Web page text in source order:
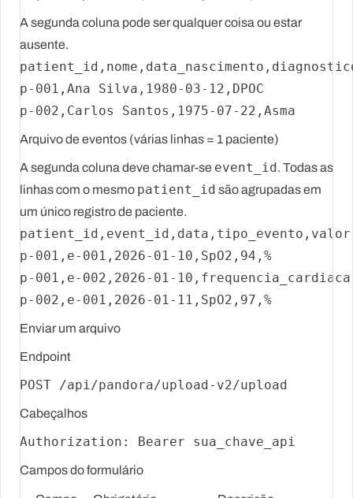
A segunda coluna pode ser qualquer coisa ou estar
ausente.
p-001,Ana Silva,1980-03-12,DPOC
Arquivo de eventos (várias linhas = 1 paciente)
A segunda coluna deve chamar-se event_id. Todas as
linhas com o mesmo patient_id são agrupadas em
um único registro de paciente.
p-001,e-001,2026-01-10,SpO2,94,%
p-001,e-002,2026-01-
Enviar um arquivo
Endpoint
Cabeçalhos
Campos do formulário